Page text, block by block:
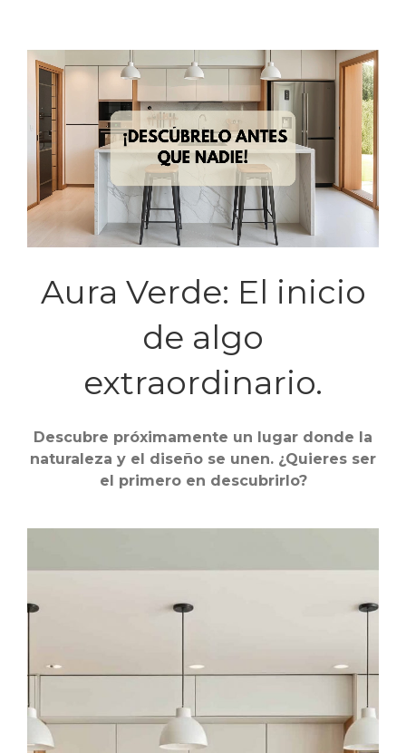
contenido
Aura Verde: El inicio
de algo
extraordinario.
Descubre próximamente un lugar donde la
naturaleza y el diseño se unen. ¿Quieres ser
el primero en descubrirlo?